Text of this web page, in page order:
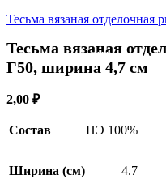
Тесьма вязаная
Тесьма вязаная
Г50, ширина 4,7 см
2,00 ₽
Состав ПЭ 100%
Ширина (см) 4.7
SALE